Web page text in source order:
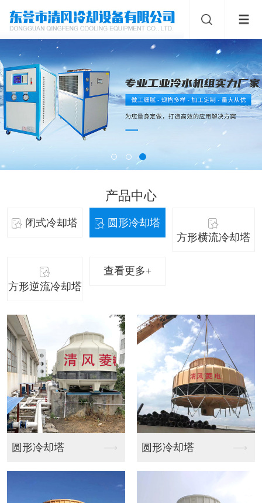
产品中心
闭式冷却塔
圆形冷却塔
方形横流冷却塔
方形逆流冷却塔
查看更多+
冷却塔 圆形冷却塔 方